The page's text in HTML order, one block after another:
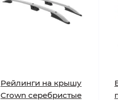
Рейлинги на крышу
Crown серебристые